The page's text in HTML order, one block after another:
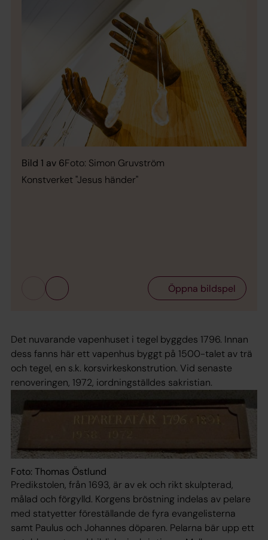
Bild 1 av 6Foto: Simon Gruvström
Konstverket "Jesus händer"
Öppna bildspel
Det nuvarande vapenhuset i tegel byggdes 1796. Innan
dess fanns här ett vapenhus byggt på 1500-talet av trä
och tegel, en s.k. korsvirkeskonstrution. Vid senaste
renoveringen, 1972, iordningställdes sakristian.
Foto: Thomas Östlund
Predikstolen, från 1693, är av ek och rikt skulpterad,
målad och förgylld. Korgens bröstning indelas av pelare
med statyetter föreställande de fyra evangelisterna
samt Paulus och Johannes döparen. Pelarna bär upp ett